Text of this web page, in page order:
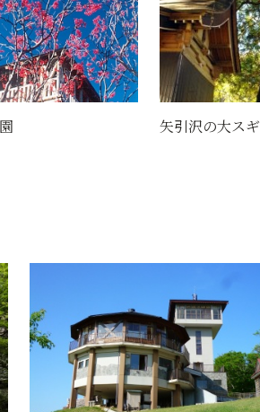
大滝（大江町）